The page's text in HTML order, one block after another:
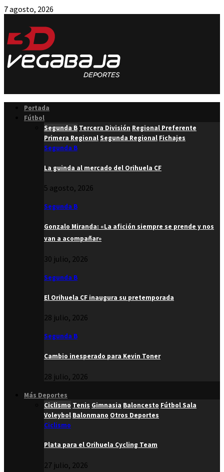
7 agosto, 2026
Portada
Fútbol
Segunda B Tercera División Regional Preferente
Primera RegionalSegunda Regional Fichajes
Segunda B
La guinda al mercado del Orihuela CF
5 agosto, 2026
Segunda B
Gonzalo Miranda: «La afición siempre se prende y nos
van a acompañar»
30 julio, 2026
Segunda B
El Orihuela CF inaugura su pretemporada
28 julio, 2026
Segunda B
Cambio inesperado para Kevin Toner
28 julio, 2026
Más Deportes
Ciclismo Tenis Gimnasia Baloncesto Fútbol Sala
Voleybol Balonmano Otros Deportes
Ciclismo
Plata para el Orihuela Cycling Team
27 julio, 2026